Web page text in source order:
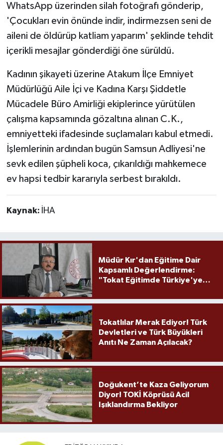
WhatsApp üzerinden silah fotoğrafı gönderip,
'Çocukları evin önünde indir, indirmezsen seni de
aileni de öldürüp katliam yaparım' şeklinde tehdit
içerikli mesajlar gönderdiği öne sürüldü.
Kadının şikayeti üzerine Atakum İlçe Emniyet
Müdürlüğü Aile İçi ve Kadına Karşı Şiddetle
Mücadele Büro Amirliği ekiplerince yürütülen
çalışma kapsamında gözaltına alınan C.K.,
emniyetteki ifadesinde suçlamaları kabul etmedi.
İşlemlerinin ardından bugün Samsun Adliyesi'ne
sevk edilen şüpheli koca, çıkarıldığı mahkemece
ev hapsi tedbir kararıyla serbest bırakıldı.
Kaynak: İHA
Müdür Kır'dan Eğitime Dair
Kapsamlı Değerlendirme:
"Tokat Eğitimde Türkiye'ye
Tokatlılar Merak Ediyor! Türk
Devletleri ve Türk Büyükleri
Anıtı Ne Zaman Açılacak?
Doğukent’te Kaza Geliyorum
Diyor! TOKİ Köprüsü Acil
Işıklandırma Bekliyor